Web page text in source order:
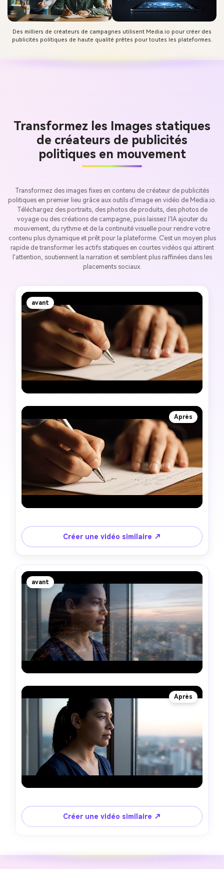
Des milliers de créateurs de campagnes utilisent Media.io pour créer des
publicités politiques de haute qualité prêtes pour toutes les plateformes.
Transformez les Images statiques
de créateurs de publicités
politiques en mouvement
Transformez des images fixes en contenu de créateur de publicités
politiques en premier lieu grâce aux outils d'image en vidéo de Media.io.
Téléchargez des portraits, des photos de produits, des photos de
voyage ou des créations de campagne, puis laissez l'IA ajouter du
mouvement, du rythme et de la continuité visuelle pour rendre votre
contenu plus dynamique et prêt pour la plateforme. C'est un moyen plus
rapide de transformer les actifs statiques en courtes vidéos qui attirent
l'attention, soutiennent la narration et semblent plus raffinées dans les
placements sociaux.
avant
Après
Créer une vidéo similaire ↗
avant
Après
Créer une vidéo similaire ↗